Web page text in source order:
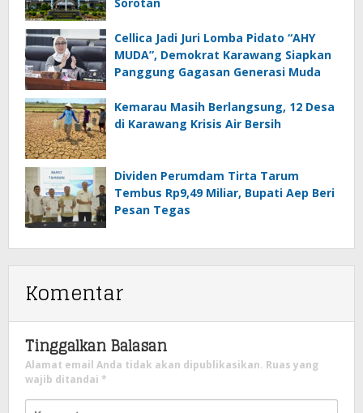
Cellica Jadi Juri Lomba Pidato “AHY
MUDA”, Demokrat Karawang Siapkan
Panggung Gagasan Generasi Muda
Kemarau Masih Berlangsung, 12 Desa
di Karawang Krisis Air Bersih
Dividen Perumdam Tirta Tarum
Tembus Rp9,49 Miliar, Bupati Aep Beri
Pesan Tegas
Komentar
Tinggalkan Balasan
Alamat email Anda tidak akan dipublikasikan. Ruas yang
wajib ditandai *